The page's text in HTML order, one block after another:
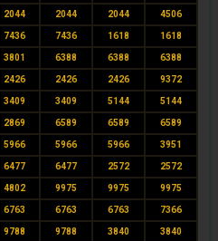
2044 2044 2044 4506
7436 7436 1618 1618
3801 6388 6388 6388
2426 2426 2426 9372
3409 3409 5144 5144
2869 6589 6589 6589
5966 5966 5966 3951
6477 6477 2572 2572
4802 9975 9975 9975
6763 6763 6763 7366
9788 9788 3840 3840